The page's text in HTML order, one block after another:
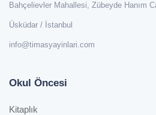
Bahçelievler Mahallesi, Zübeyde Hanım
Üsküdar / İstanbul
info@timasyayinlari.com
Okul Öncesi
Kitaplık